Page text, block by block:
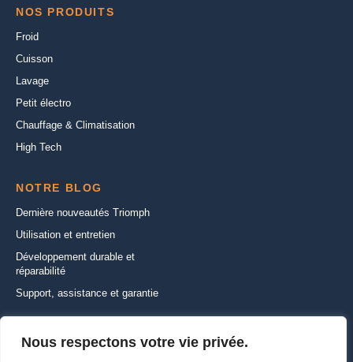
Nous respectons votre vie privée.
NOS PRODUITS
Froid
Cuisson
Lavage
Petit électro
Chauffage & Climatisation
High Tech
NOTRE BLOG
Dernière nouveautés Triomph
Utilisation et entretien
Développement durable et
réparabilité
Support, assistance et garantie